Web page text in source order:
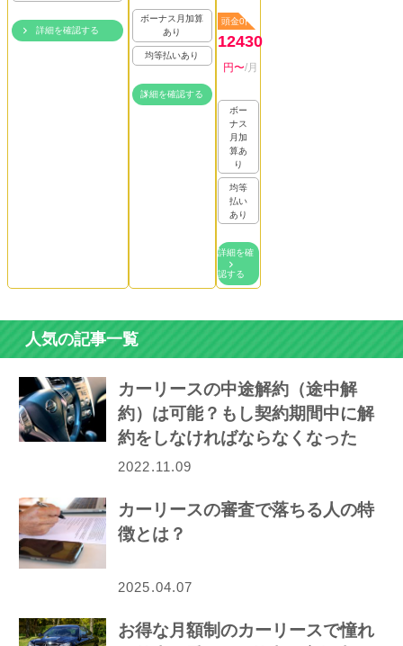
詳細を確認する
ボーナス月加算
あり
均等払いあり
詳細を確認する
頭金0円
12430
円〜/月
ボー
ナス
月加
算あ
り
均等
払い
あり
詳細を確
認する
人気の記事一覧
カーリースの中途解約（途中解
約）は可能？もし契約期間中に解
約をしなければならなくなった
ら…
2022.11.09
カーリースの審査で落ちる人の特
徴とは？
2025.04.07
お得な月額制のカーリースで憧れ